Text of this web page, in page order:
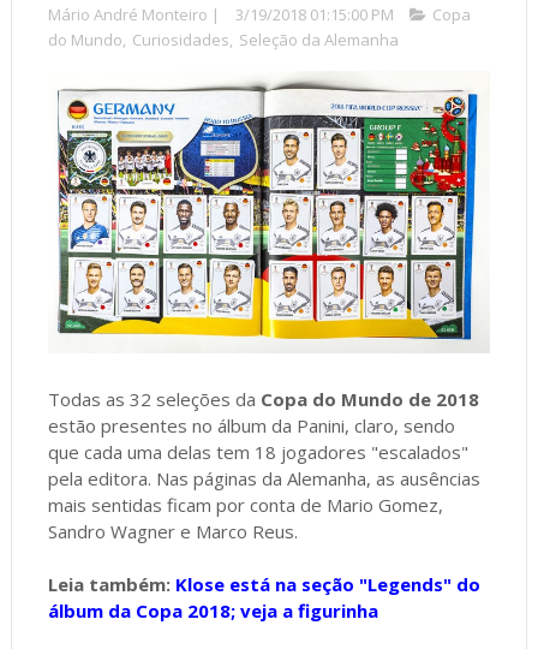
Mário André Monteiro | 3/19/2018 01:15:00 PM
Copa
do Mundo, Curiosidades, Seleção da Alemanha
Todas as 32 seleções da Copa do Mundo de 2018
estão presentes no álbum da Panini, claro, sendo
que cada uma delas tem 18 jogadores "escalados"
pela editora. Nas páginas da Alemanha, as ausências
mais sentidas ficam por conta de Mario Gomez,
Sandro Wagner e Marco Reus.
Leia também: Klose está na seção "Legends" do
álbum da Copa 2018; veja a figurinha